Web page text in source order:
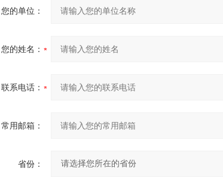
您的单位：
您的姓名：
联系电话：
常用邮箱：
省份：